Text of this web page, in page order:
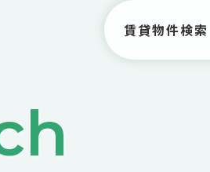
賃貸物件検索